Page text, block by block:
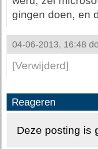
gingen doen, en
04-06-2013, 16:48
[Verwijderd]
Reageren
Deze posting is